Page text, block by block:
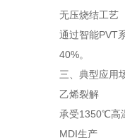
无压烧结工艺
通过智能PVT
40%。
三、典型应用
乙烯裂解
承受1350℃高
MDI生产